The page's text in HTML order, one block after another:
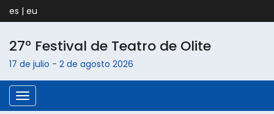
es | eu
27º Festival de Teatro de Olite
17 de julio - 2 de agosto 2026
Menú